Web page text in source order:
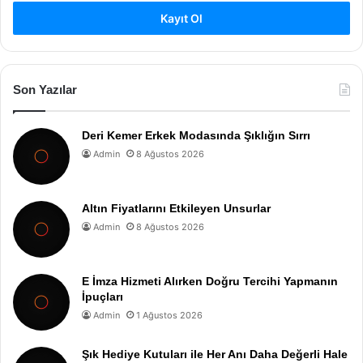
Kayıt Ol
Son Yazılar
Deri Kemer Erkek Modasında Şıklığın Sırrı
Admin 8 Ağustos 2026
Altın Fiyatlarını Etkileyen Unsurlar
Admin 8 Ağustos 2026
E İmza Hizmeti Alırken Doğru Tercihi Yapmanın
İpuçları
Admin 1 Ağustos 2026
Şık Hediye Kutuları ile Her Anı Daha Değerli Hale